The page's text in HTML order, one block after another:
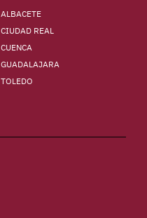
ALBACETE
CIUDAD REAL
CUENCA
GUADALAJARA
TOLEDO